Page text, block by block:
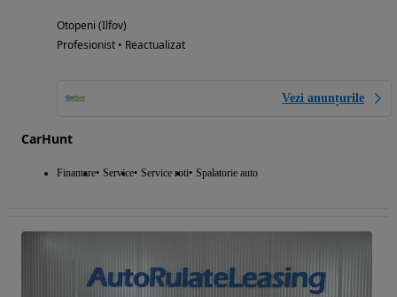
Otopeni (Ilfov)
Profesionist • Reactualizat
Vezi anunțurile
CarHunt
Finantare Service Service roti Spalatorie auto